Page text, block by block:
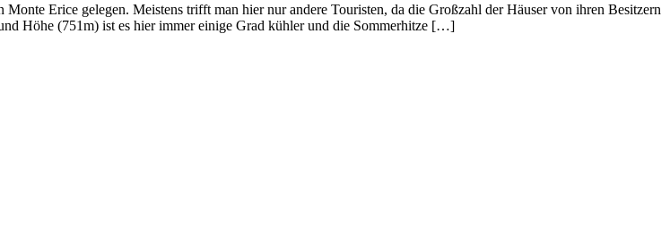
Erice gelegen. Meistens trifft man hier nur andere Touristen, da die Großzahl der Häuser von ihren Besitzern
Höhe (751m) ist es hier immer einige Grad kühler und die Sommerhitze […]